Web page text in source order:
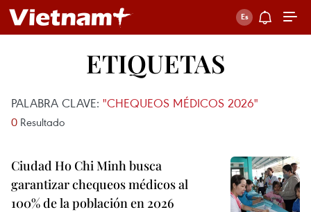
ETIQUETAS
PALABRA CLAVE: "CHEQUEOS MÉDICOS 2026"
0 Resultado
Ciudad Ho Chi Minh busca
garantizar chequeos médicos al
100% de la población en 2026